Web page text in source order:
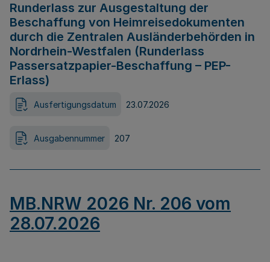
Runderlass zur Ausgestaltung der
Beschaffung von Heimreisedokumenten
durch die Zentralen Ausländerbehörden in
Nordrhein-Westfalen (Runderlass
Passersatzpapier-Beschaffung – PEP-
Erlass)
Ausfertigungsdatum 23.07.2026
Ausgabennummer 207
MB.NRW 2026 Nr. 206 vom
28.07.2026